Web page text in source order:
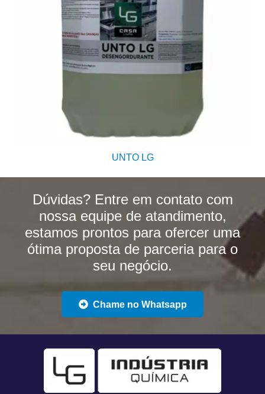
UNTO LG
Dúvidas? Entre em contato com
nossa equipe de atandimento,
estamos prontos para ofercer uma
ótima proposta de parceria para o
seu negócio.
Chame no Whatsapp